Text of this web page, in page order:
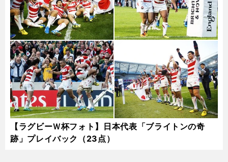
【ラグビーＷ杯フォト】日本代表「ブライトンの奇
跡」プレイバック（23点）